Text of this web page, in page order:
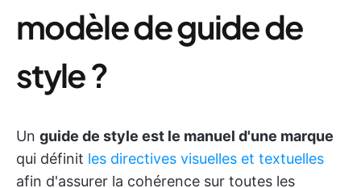
modèle de guide de
style ?
Un guide de style est le manuel d'une marque
qui définit les directives visuelles et textuelles
afin d'assurer la cohérence sur toutes les